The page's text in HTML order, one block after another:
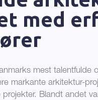
med
mest talentfulde
markante arkitektur-
projekter. Blandt andet